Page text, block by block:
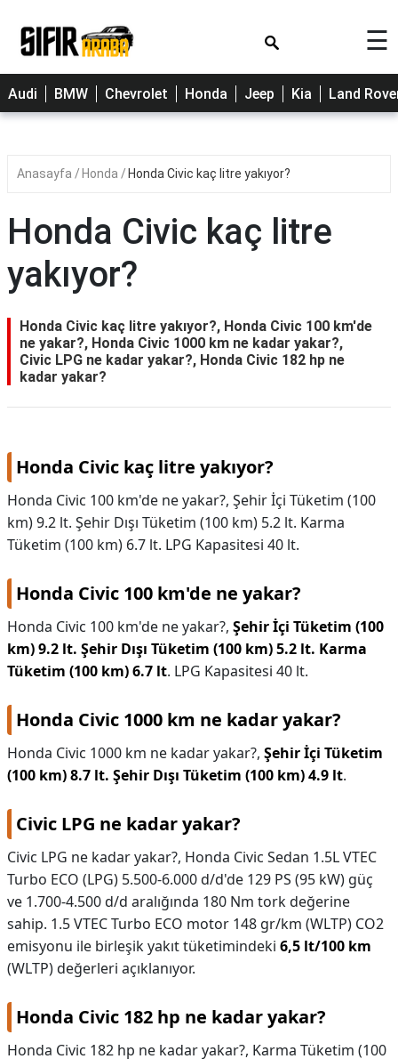
Cherry
Citroen
Fiat
Hyundai
Opel
Peugeot
Renault
Toyota
☰
Audi BMW Chevrolet Honda Jeep Kia Land
Anasayfa Honda Honda Civic kaç litre yakıyor?
Honda Civic kaç litre
yakıyor?
Honda Civic kaç litre yakıyor?, Honda Civic 100 km'de
ne yakar?, Honda Civic 1000 km ne kadar yakar?,
Civic LPG ne kadar yakar?, Honda Civic 182 hp ne
kadar yakar?
Honda Civic kaç litre yakıyor?
Honda Civic 100 km'de ne yakar?, Şehir İçi Tüketim (100
km) 9.2 lt. Şehir Dışı Tüketim (100 km) 5.2 lt. Karma
Tüketim (100 km) 6.7 lt. LPG Kapasitesi 40 lt.
Honda Civic 100 km'de ne yakar?
Honda Civic 100 km'de ne yakar?, Şehir İçi Tüketim (100
km) 9.2 lt. Şehir Dışı Tüketim (100 km) 5.2 lt. Karma
Tüketim (100 km) 6.7 lt. LPG Kapasitesi 40 lt.
Honda Civic 1000 km ne kadar yakar?
Honda Civic 1000 km ne kadar yakar?, Şehir İçi Tüketim
(100 km) 8.7 lt. Şehir Dışı Tüketim (100 km) 4.9 lt.
Civic LPG ne kadar yakar?
Civic LPG ne kadar yakar?, Honda Civic Sedan 1.5L VTEC
Turbo ECO (LPG) 5.500-6.000 d/d'de 129 PS (95 kW) güç
ve 1.700-4.500 d/d aralığında 180 Nm tork değerine
sahip. 1.5 VTEC Turbo ECO motor 148 gr/km (WLTP) CO2
emisyonu ile birleşik yakıt tüketimindeki 6,5 lt/100 km
(WLTP) değerleri açıklanıyor.
Honda Civic 182 hp ne kadar yakar?
Honda Civic 182 hp ne kadar yakar?, Karma Tüketim (100